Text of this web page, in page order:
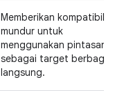
Memberikan
mundur untuk
menggunakan pintasan
sebagai target berbagi
langsung.